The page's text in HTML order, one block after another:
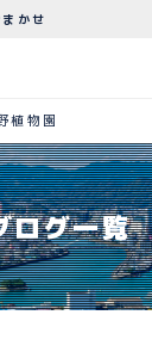
て
かせ
植物園
ログ一覧